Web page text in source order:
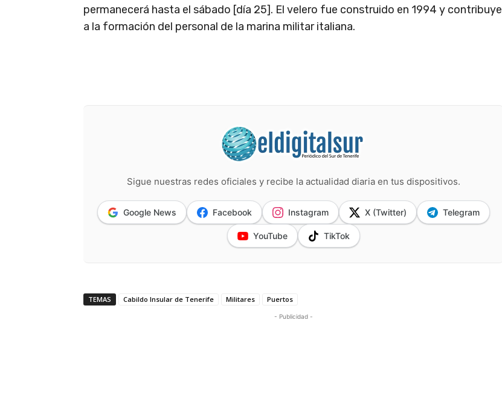
permanecerá hasta el sábado [día 25]. El velero fue construido en 1994 y contribuye
a la formación del personal de la marina militar italiana.
Sigue nuestras redes oficiales y recibe la actualidad diaria en tus dispositivos.
Google News Facebook Instagram X (Twitter) Telegram
YouTube TikTok
TEMAS Cabildo Insular de Tenerife Militares Puertos
- Publicidad -